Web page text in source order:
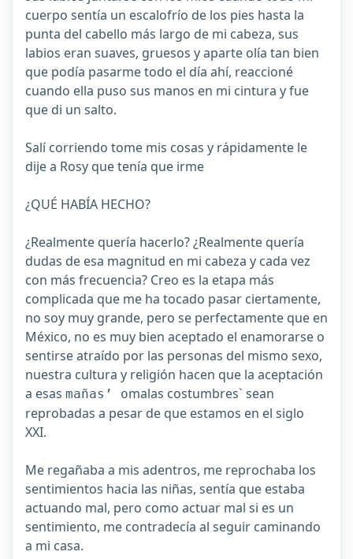
cuerpo sentía un escalofrío de los pies hasta la
punta del cabello más largo de mi cabeza, sus
labios eran suaves, gruesos y aparte olía tan bien
que podía pasarme todo el día ahí, reaccioné
cuando ella puso sus manos en mi cintura y fue
que di un salto.
Salí corriendo tome mis cosas y rápidamente le
dije a Rosy que tenía que irme
¿QUÉ HABÍA HECHO?
¿Realmente quería hacerlo? ¿Realmente quería
dudas de esa magnitud en mi cabeza y cada vez
con más frecuencia? Creo es la etapa más
complicada que me ha tocado pasar ciertamente,
no soy muy grande, pero se perfectamente que en
México, no es muy bien aceptado el enamorarse o
sentirse atraído por las personas del mismo sexo,
nuestra cultura y religión hacen que la aceptación
a esas mañas’ omalas costumbres` sean
reprobadas a pesar de que estamos en el siglo
XXI.
Me regañaba a mis adentros, me reprochaba los
sentimientos hacia las niñas, sentía que estaba
actuando mal, pero como actuar mal si es un
sentimiento, me contradecía al seguir caminando
a mi casa.